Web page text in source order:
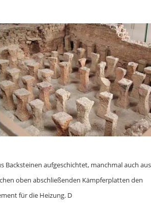
Backsteinen aufgeschichtet, manchmal auch aus
oben abschließenden Kämpferplatten den
für die Heizung. D